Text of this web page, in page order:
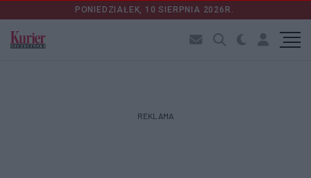
PONIEDZIAŁEK, 10 SIERPNIA 2026R.
REKLAMA